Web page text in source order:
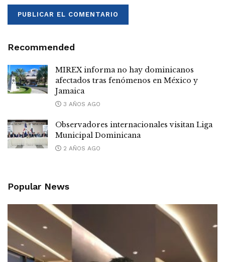
Recommended
MIREX informa no hay dominicanos
afectados tras fenómenos en México y
Jamaica
3 AÑOS AGO
Observadores internacionales visitan Liga
Municipal Dominicana
2 AÑOS AGO
Popular News